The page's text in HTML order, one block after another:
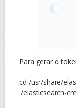
Para gerar o
cd /usr/share/
./elasticsearch-